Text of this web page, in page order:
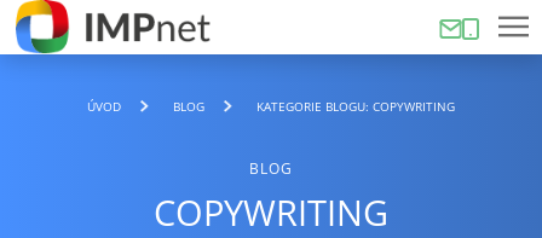
ÚVOD BLOG KATEGORIE BLOGU: COPYWRITING
BLOG
COPYWRITING